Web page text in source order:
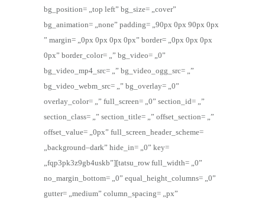
bg_position= „top left” bg_size= „cover”
bg_animation= „none” padding= „90px 0px 90px 0px
” margin= „0px 0px 0px 0px” border= „0px 0px 0px
0px” border_color= „” bg_video= „0”
bg_video_mp4_src= „” bg_video_ogg_src= „”
bg_video_webm_src= „” bg_overlay= „0”
overlay_color= „” full_screen= „0” section_id= „”
section_class= „” section_title= „” offset_section= „”
offset_value= „0px” full_screen_header_scheme=
„background–dark” hide_in= „0” key=
„fqp3pk3z9gb4uskb”][tatsu_row full_width= „0”
no_margin_bottom= „0” equal_height_columns= „0”
gutter= „medium” column_spacing= „px”